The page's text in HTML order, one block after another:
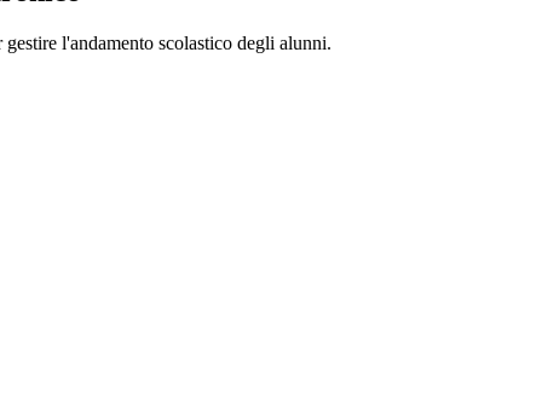
l'andamento scolastico degli alunni.